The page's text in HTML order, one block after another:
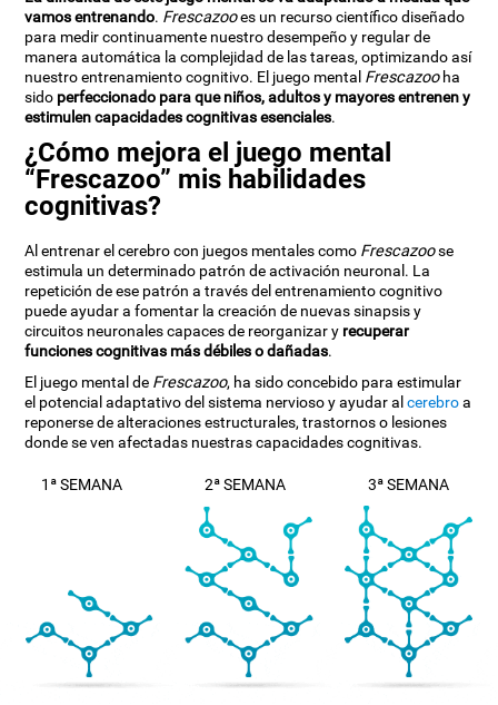
vamos entrenando. Frescazooes un recurso científico diseñado
para medir continuamente nuestro desempeño y regular de
manera automática la complejidad de las tareas, optimizando así
nuestro entrenamiento cognitivo. El juego mental Frescazooha
sido perfeccionado para que niños, adultos y mayores entrenen y
estimulen capacidades cognitivas esenciales.
¿Cómo mejora el juego mental
“Frescazoo” mis habilidades
cognitivas?
Al entrenar el cerebro con juegos mentales como Frescazoose
estimula un determinado patrón de activación neuronal. La
repetición de ese patrón a través del entrenamiento cognitivo
puede ayudar a fomentar la creación de nuevas sinapsis y
circuitos neuronales capaces de reorganizar y recuperar
funciones cognitivas más débiles o dañadas.
El juego mental de Frescazoo, ha sido concebido para estimular
el potencial adaptativo del sistema nervioso y ayudar alcerebroa
reponerse de alteraciones estructurales, trastornos o lesiones
donde se ven afectadas nuestras capacidades cognitivas.
1ª SEMANA 2ª SEMANA 3ª SEMANA